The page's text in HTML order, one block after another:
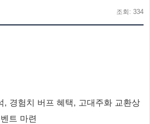
조회: 334
, 경험치 버프 혜택, 고대주화 교환상
트 마련